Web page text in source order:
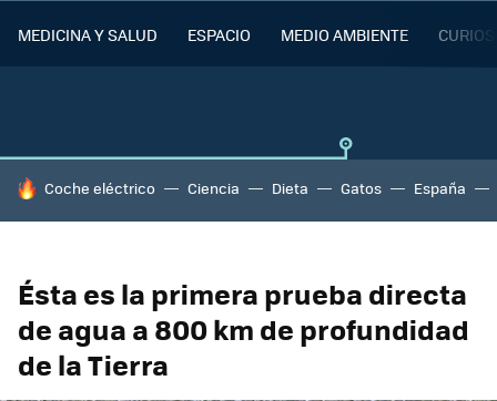
MEDICINA Y SALUD ESPACIO MEDIO AMBIENTE
HOY SE HABLA DE
Coche eléctrico Ciencia Dieta Gatos España
Ésta es la primera prueba directa
de agua a 800 km de profundidad
de la Tierra